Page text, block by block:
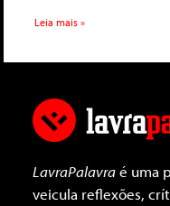
Leia mais »
LavraPalavraé uma
veicula reflexões,